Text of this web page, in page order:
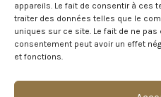
appareils. Le fait de consentir à ces
traiter des données telles que le
uniques sur ce site. Le fait de ne
consentement peut avoir un effet
et fonctions.
Voir notre foire aux questions >
NOTRE ÉCOSYSTEME